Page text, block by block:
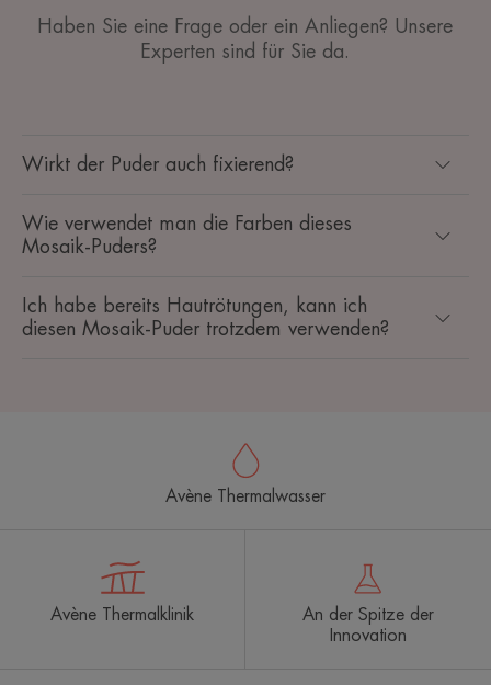
Haben Sie eine Frage oder ein Anliegen? Unsere
Experten sind für Sie da.
Wirkt der Puder auch fixierend?
Wie verwendet man die Farben dieses
Mosaik-Puders?
Ich habe bereits Hautrötungen, kann ich
diesen Mosaik-Puder trotzdem verwenden?
Avène Thermalwasser
Avène Thermalklinik
An der Spitze der
Innovation